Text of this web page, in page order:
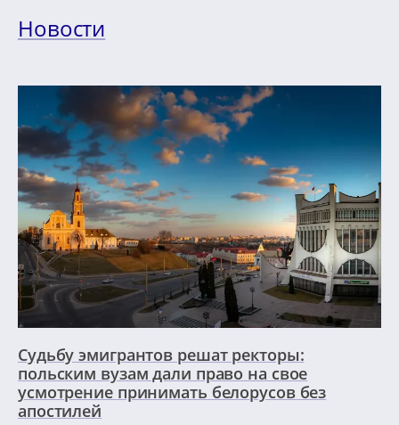
Новости
Судьбу эмигрантов решат ректоры:
польским вузам дали право на свое
усмотрение принимать белорусов без
апостилей